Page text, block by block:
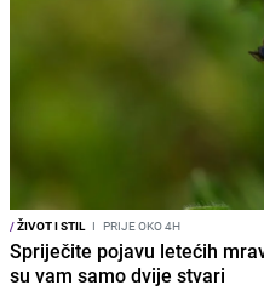
/ŽIVOT I STIL I PRIJE OKO 4H
Spriječite pojavu letećih
su vam samo dvije stvari